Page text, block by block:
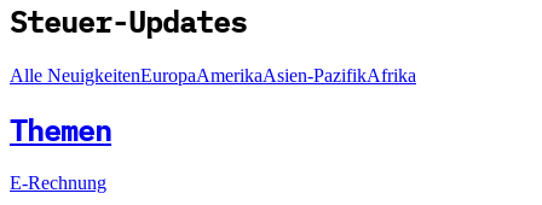
Steuer-Updates
Alle NeuigkeitenEuropaAmerikaAsien-PazifikAfrika
Themen
E-Rechnung